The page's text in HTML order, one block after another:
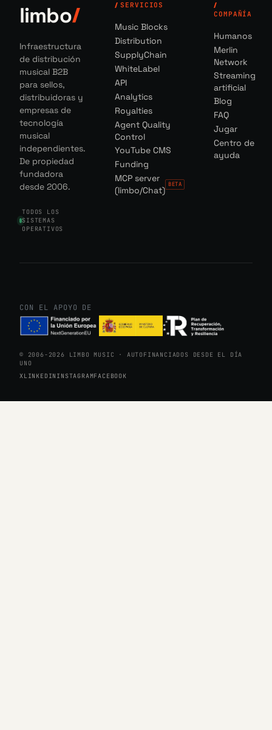
limbo
Infraestructura
de distribución
musical B2B
para sellos,
distribuidoras y
empresas de
tecnología
musical
independientes.
De propiedad
fundadora
desde 2006.
TODOS LOS
SISTEMAS
OPERATIVOS
SERVICIOS
Music Blocks
Distribution
SupplyChain
WhiteLabel
API
Analytics
Royalties
Agent Quality
Control
YouTube CMS
Funding
MCP server
(limbo/Chat)
BETA
COMPAÑÍA
Humanos
Merlin
Network
Streaming
artificial
Blog
FAQ
Jugar
Centro de
ayuda
CON EL APOYO DE
© 2006-2026 LIMBO MUSIC · AUTOFINANCIADOS DESDE EL DÍA
UNO
XLINKEDIN INSTAGRAMFACEBOOK